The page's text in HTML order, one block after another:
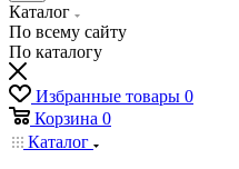
Каталог
По всему сайту
По каталогу
Избранные товары 0
Корзина 0
Каталог